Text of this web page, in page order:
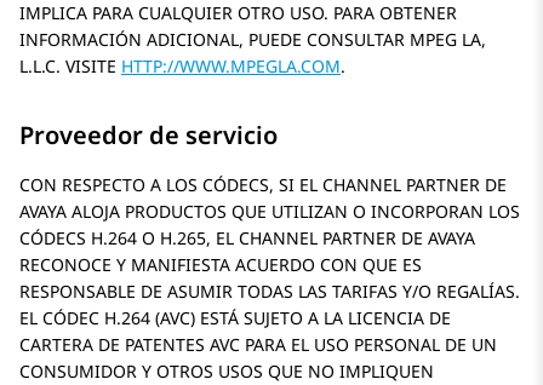
IMPLICA PARA CUALQUIER OTRO USO. PARA OBTENER
INFORMACIÓN ADICIONAL, PUEDE CONSULTAR MPEG LA,
L.L.C. VISITE HTTP://WWW.MPEGLA.COM.
Proveedor de servicio
CON RESPECTO A LOS CÓDECS, SI EL CHANNEL PARTNER DE
AVAYA ALOJA PRODUCTOS QUE UTILIZAN O INCORPORAN LOS
CÓDECS H.264 O H.265, EL CHANNEL PARTNER DE AVAYA
RECONOCE Y MANIFIESTA ACUERDO CON QUE ES
RESPONSABLE DE ASUMIR TODAS LAS TARIFAS Y/O REGALÍAS.
EL CÓDEC H.264 (AVC) ESTÁ SUJETO A LA LICENCIA DE
CARTERA DE PATENTES AVC PARA EL USO PERSONAL DE UN
CONSUMIDOR Y OTROS USOS QUE NO IMPLIQUEN